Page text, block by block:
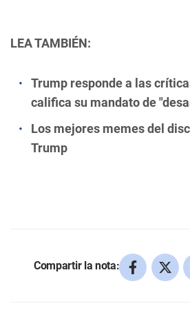
LEA TAMBIÉN:
Trump responde a las
califica su mandato de
Los mejores memes del
Trump
Compartir la nota: